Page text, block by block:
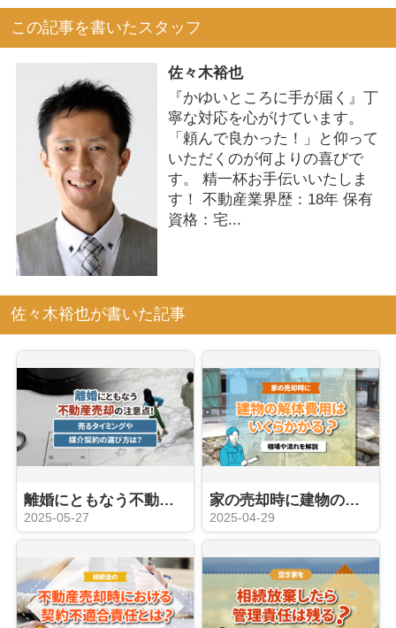
この記事を書いたスタッフ
佐々木裕也
『かゆいところに手が届く』丁
寧な対応を心がけています。
「頼んで良かった！」と仰って
いただくのが何よりの喜びで
す。 精一杯お手伝いいたしま
す！ 不動産業界歴：18年 保有
資格：宅...
佐々木裕也が書いた記事
離婚にともなう不動産売却の注意点！売るタイミングや媒介契約の選び方は？
2025-05-27
家の売却時に建物の解体費用はいくらかかる？相場や流れを解説
2025-04-29